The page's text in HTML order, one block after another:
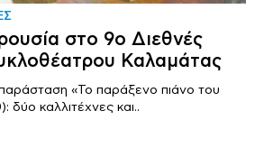
στο 9ο Διεθνές
Καλαμάτας
«Το παράξενο πιάνο του
δύο καλλιτέχνες και..